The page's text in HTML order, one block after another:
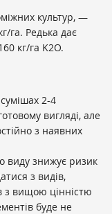
культур, —
га. Редька дає
кг/га K2O.
2-4
вигляді, але
з наявних
виду знижує ризик
з видів,
з вищою цінністю
буде не